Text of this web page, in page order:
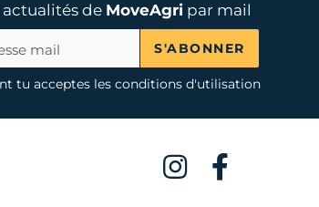
actualités de MoveAgripar mail
S'ABONNER
tu acceptes les conditions d'utilisation